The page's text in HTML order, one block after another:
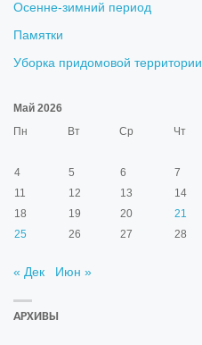
Осенне-зимний период
Памятки
Уборка придомовой территории
Май 2026
Пн
Вт Ср Чт
4
5 6 7
11
12 13 14
18
19 20 21
25
26 27 28
« Дек Июн »
АРХИВЫ